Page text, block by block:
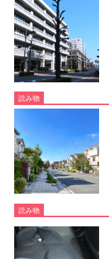
読み物
読み物